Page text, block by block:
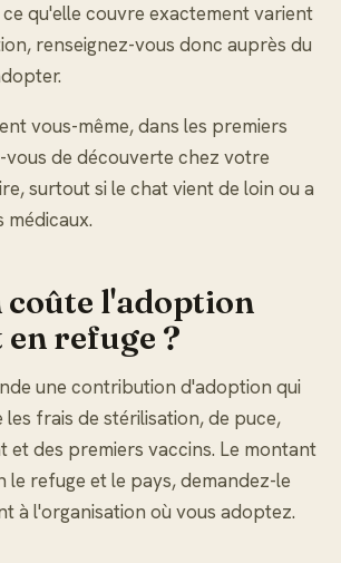
qu'elle couvre exactement varient
renseignez-vous donc auprès du
vous-même, dans les premiers
vous de découverte chez votre
surtout si le chat vient de loin ou a
médicaux.
coûte l'adoption
refuge ?
une contribution d'adoption qui
frais de stérilisation, de puce,
et des premiers vaccins. Le montant
le refuge et le pays, demandez-le
à l'organisation où vous adoptez.